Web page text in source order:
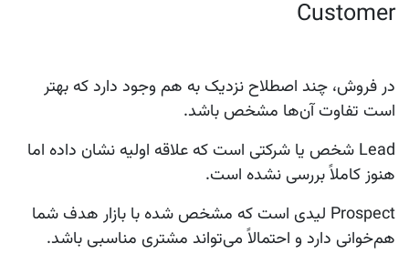
Customer
در فروش، چند اصطلاح نزدیک به هم وجود دارد که بهتر
است تفاوت آن‌ها مشخص باشد.
Lead شخص یا شرکتی است که علاقه اولیه نشان داده اما
هنوز کاملاً بررسی نشده است.
Prospect لیدی است که مشخص شده با بازار هدف شما
هم‌خوانی دارد و احتمالاً می‌تواند مشتری مناسبی باشد.